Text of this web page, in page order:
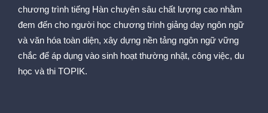
chương trình tiếng Hàn chuyên sâu chất lượng cao nhằm
đem đến cho người học chương trình giảng dạy ngôn ngữ
và văn hóa toàn diện, xây dựng nền tảng ngôn ngữ vững
chắc để áp dụng vào sinh hoạt thường nhật, công việc, du
học và thi TOPIK.